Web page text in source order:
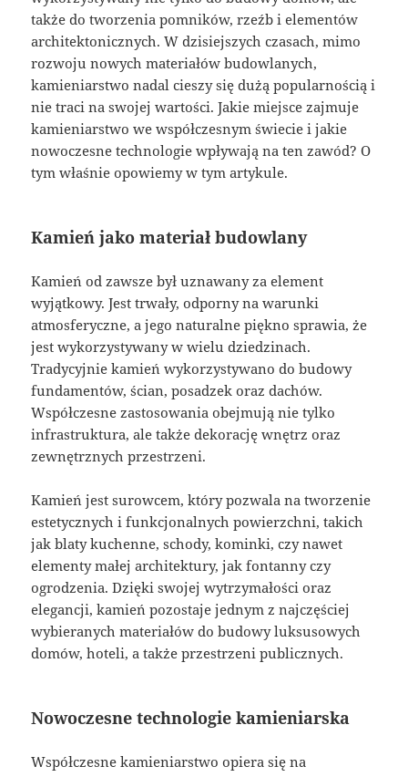
także do tworzenia pomników, rzeźb i elementów
architektonicznych. W dzisiejszych czasach, mimo
rozwoju nowych materiałów budowlanych,
kamieniarstwo nadal cieszy się dużą popularnością i
nie traci na swojej wartości. Jakie miejsce zajmuje
kamieniarstwo we współczesnym świecie i jakie
nowoczesne technologie wpływają na ten zawód? O
tym właśnie opowiemy w tym artykule.
Kamień jako materiał budowlany
Kamień od zawsze był uznawany za element
wyjątkowy. Jest trwały, odporny na warunki
atmosferyczne, a jego naturalne piękno sprawia, że
jest wykorzystywany w wielu dziedzinach.
Tradycyjnie kamień wykorzystywano do budowy
fundamentów, ścian, posadzek oraz dachów.
Współczesne zastosowania obejmują nie tylko
infrastruktura, ale także dekorację wnętrz oraz
zewnętrznych przestrzeni.
Kamień jest surowcem, który pozwala na tworzenie
estetycznych i funkcjonalnych powierzchni, takich
jak blaty kuchenne, schody, kominki, czy nawet
elementy małej architektury, jak fontanny czy
ogrodzenia. Dzięki swojej wytrzymałości oraz
elegancji, kamień pozostaje jednym z najczęściej
wybieranych materiałów do budowy luksusowych
domów, hoteli, a także przestrzeni publicznych.
Nowoczesne technologie kamieniarska
Współczesne kamieniarstwo opiera się na